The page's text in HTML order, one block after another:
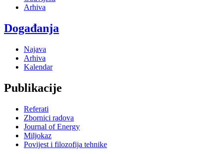
Arhiva
Događanja
Najava
Arhiva
Kalendar
Publikacije
Referati
Zbornici radova
Journal of Energy
Miljokaz
Povijest i filozofija tehnike